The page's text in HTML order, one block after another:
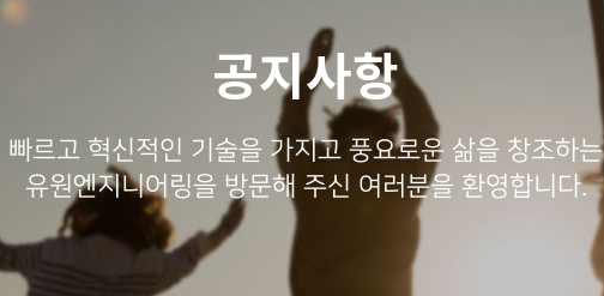
공지사항
빠르고 혁신적인 기술을 가지고 풍요로운 삶을 창조하는
유원엔지니어링을 방문해 주신 여러분을 환영합니다.